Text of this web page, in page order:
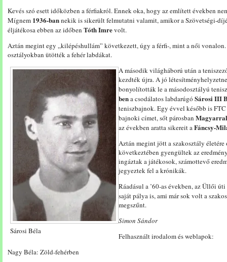
Kevés szó esett időközben a férfiakról. Ennek oka, hogy az említett években
Mígnem 1936-bannekik is sikerült felmutatni valamit, amikor a Szövetségi-
éljátékosa ebben az időben Tóth Imrevolt.
Aztán megint egy „kilépéshullám” következett, úgy a férfi-, mint a női
osztályokban ütötték a fehér labdákat.
Sárosi Béla
A második világháború után a
kezdték újra. A jó
bonyolították le a másodosztályú
bena csodálatos labdarúgó Sárosi III
teniszbajnok. Egy évvel később is
bajnoki címet, sőt párosban Magyarral
az években aratta sikereit aFáncsy-
Aztán megint jött a szakosztály
következtében gyengültek az
ingáztak a játékosok, számottevő
jegyeztek fel a krónikák.
Ráadásul a ’60-as években, az Üllői
saját pálya is, ami már sok volt a
megszűnt.
Simon Sándor
Felhasznált irodalom és weblapok:
Nagy Béla: Zöld-fehérben